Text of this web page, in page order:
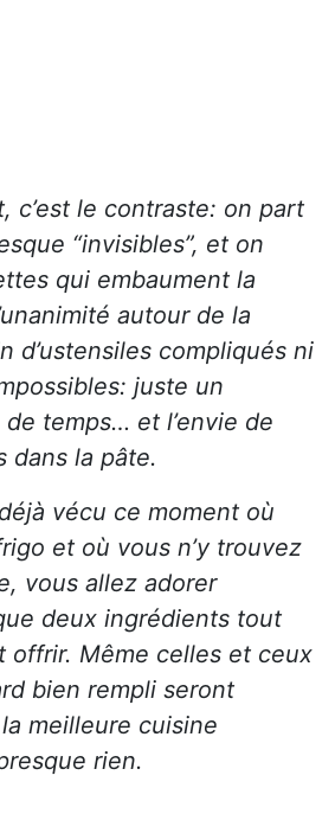
c’est le contraste: on part
“invisibles”, et on
qui embaument la
autour de la
d’ustensiles compliqués ni
juste un
temps… et l’envie de
dans la pâte.
vécu ce moment où
et où vous n’y trouvez
vous allez adorer
deux ingrédients tout
offrir. Même celles et ceux
bien rempli seront
meilleure cuisine
rien.